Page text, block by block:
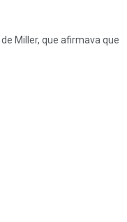
Miller, que afirmava que